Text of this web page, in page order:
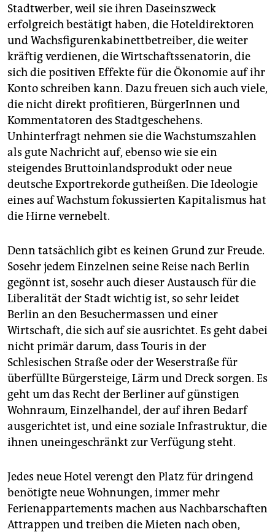
Stadtwerber, weil sie ihren Daseinszweck
erfolgreich bestätigt haben, die Hoteldirektoren
und Wachsfigurenkabinettbetreiber, die weiter
kräftig verdienen, die Wirtschaftssenatorin, die
sich die positiven Effekte für die Ökonomie auf ihr
Konto schreiben kann. Dazu freuen sich auch viele,
die nicht direkt profitieren, BürgerInnen und
Kommentatoren des Stadtgeschehens.
Unhinterfragt nehmen sie die Wachstumszahlen
als gute Nachricht auf, ebenso wie sie ein
steigendes Bruttoinlandsprodukt oder neue
deutsche Exportrekorde gutheißen. Die Ideologie
eines auf Wachstum fokussierten Kapitalismus hat
die Hirne vernebelt.
Denn tatsächlich gibt es keinen Grund zur Freude.
Sosehr jedem Einzelnen seine Reise nach Berlin
gegönnt ist, sosehr auch dieser Austausch für die
Liberalität der Stadt wichtig ist, so sehr leidet
Berlin an den Besuchermassen und einer
Wirtschaft, die sich auf sie ausrichtet. Es geht dabei
nicht primär darum, dass Touris in der
Schlesischen Straße oder der Weserstraße für
überfüllte Bürgersteige, Lärm und Dreck sorgen. Es
geht um das Recht der Berliner auf günstigen
Wohnraum, Einzelhandel, der auf ihren Bedarf
ausgerichtet ist, und eine soziale Infrastruktur, die
ihnen uneingeschränkt zur Verfügung steht.
Jedes neue Hotel verengt den Platz für dringend
benötigte neue Wohnungen, immer mehr
Ferienappartements machen aus Nachbarschaften
Attrappen und treiben die Mieten nach oben,